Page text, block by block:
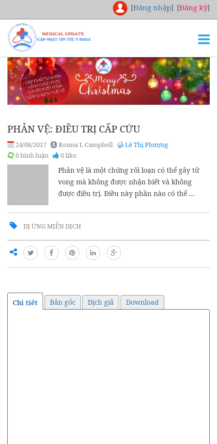
[Đăng nhập] [Đăng ký]
TRANG CHỦ
THƯ VIỆN
NGHIÊN CỨU
TUYỂN DỤNG
LIÊN HỆ
PHẢN VỆ: ĐIỀU TRỊ CẤP CỨU
24/08/2017 Ronna L Campbell
Lê Thị Phượng
0 bình luận
0 like
Phản vệ là một chứng rối loạn có thể gây tử
vong mà không được nhận biết và không
được điều trị. Điều này phần nào có thể ...
DỊ ỨNG MIỄN DỊCH
Chi tiết Bản gốc Dịch giả Download